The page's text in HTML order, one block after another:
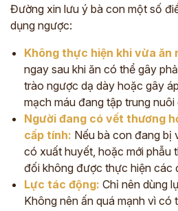
Đường xin lưu ý bà con một số
dụng ngược:
Không thực hiện khi vừa ăn
ngay sau khi ăn có thể gây
trào ngược dạ dày hoặc gây
mạch máu đang tập trung nuôi
Người đang có vết thương
cấp tính: Nếu bà con đang bị
có xuất huyết, hoặc mới phẫu
đối không được thực hiện các
Lực tác động: Chỉ nên dùng
Không nên ấn quá mạnh vì có